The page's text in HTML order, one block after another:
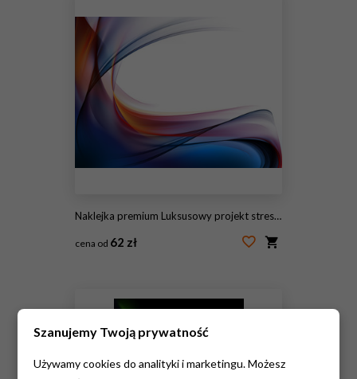
Naklejka premium Luksusowy projekt streszczenie
cena od 62 zł
Szanujemy Twoją prywatność
Używamy cookies do analityki i marketingu. Możesz